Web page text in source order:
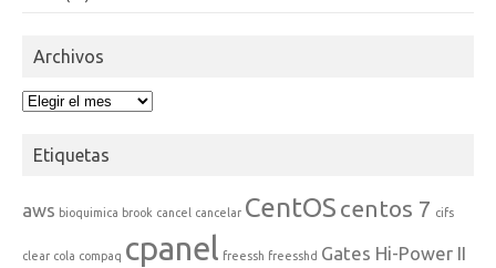
Archivos
Archivos
Etiquetas
aws bioquimica brook cancel cancelar CentOS centos 7 cifs
clear cola compaq cpanel freessh freesshd Gates Hi-Power II